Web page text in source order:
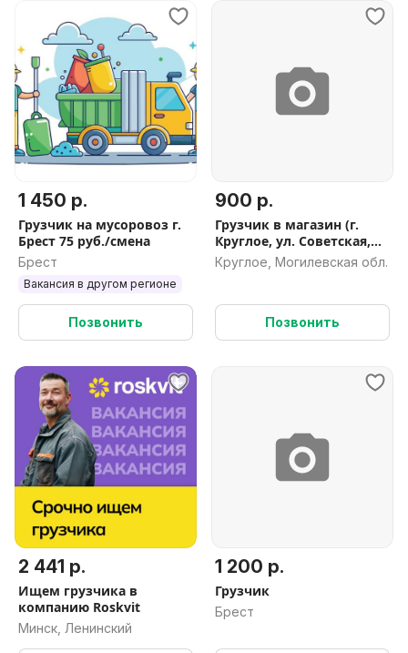
1 450 р.
Грузчик на мусоровоз г.
Брест 75 руб./смена
Брест
Вакансия в другом регионе
Позвонить
900 р.
Грузчик в магазин (г.
Круглое, ул. Советская,
79А)
Круглое, Могилевская обл.
Позвонить
2 441 р.
Ищем грузчика в
компанию Roskvit
Минск, Ленинский
1 200 р.
Грузчик
Брест